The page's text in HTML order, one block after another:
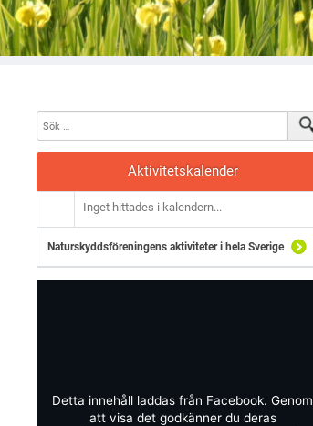
Aktivitetskalender
Inget hittades i kalendern...
Naturskyddsföreningens aktiviteter i hela Sverige
Detta innehåll laddas från Facebook. Genom
att visa det godkänner du deras